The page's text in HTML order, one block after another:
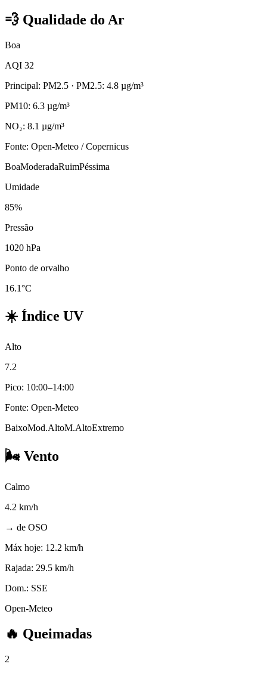
💨 Qualidade do Ar
Boa
AQI 32
Principal: PM2.5 · PM2.5: 4.8 µg/m³
PM10: 6.3 µg/m³
NO₂: 8.1 µg/m³
Fonte: Open-Meteo / Copernicus
BoaModeradaRuimPéssima
Umidade
85%
Pressão
1020 hPa
Ponto de orvalho
16.1°C
☀️ Índice UV
Alto
7.2
Pico: 10:00–14:00
Fonte: Open-Meteo
BaixoMod.AltoM.AltoExtremo
🌬️ Vento
Calmo
4.2 km/h
→ de OSO
Máx hoje: 12.2 km/h
Rajada: 29.5 km/h
Dom.: SSE
Open-Meteo
🔥 Queimadas
2